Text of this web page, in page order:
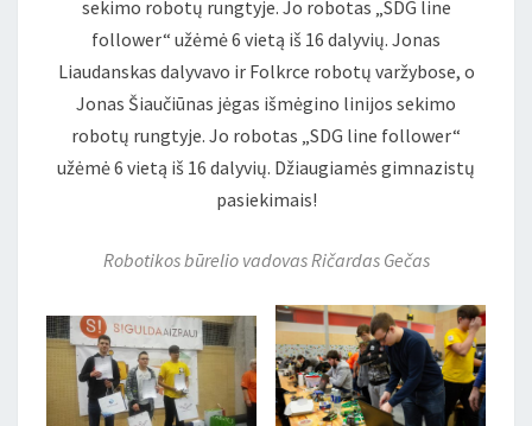
sekimo robotų rungtyje. Jo robotas „SDG line
follower“ užėmė 6 vietą iš 16 dalyvių. Jonas
Liaudanskas dalyvavo ir Folkrce robotų varžybose, o
Jonas Šiaučiūnas jėgas išmėgino linijos sekimo
robotų rungtyje. Jo robotas „SDG line follower“
užėmė 6 vietą iš 16 dalyvių. Džiaugiamės gimnazistų
pasiekimais!
Robotikos būrelio vadovas Ričardas Gečas